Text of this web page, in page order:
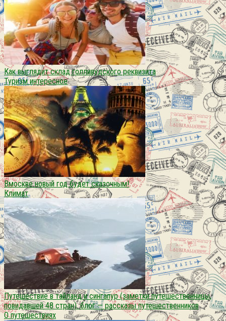
Как выглядит склад голливудского реквизита
Туризм интересное
Вмоскве новый год будет сказочным!
Климат
Путешествие в тайланд и сингапур (заметки путешественницы,
повидавшей 48 стран). блог — рассказы путешественников
О путешествиях